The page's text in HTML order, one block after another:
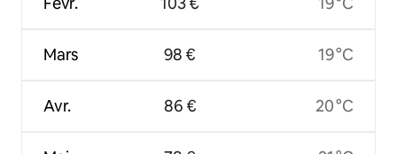
Mars
Avr.
98 €
86 €
19 °C
20 °C